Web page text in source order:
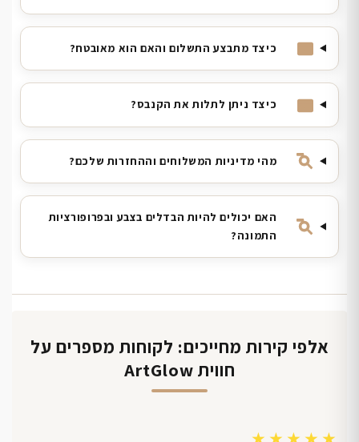
כיצד מתבצע התשלום והאם הוא מאובטח?
כיצד ניתן לתלות את הקנבס?
מהי מדיניות המשלוחים וההחזרות שלכם?
האם יכולים להיות הבדלים בצבע ובפרופורציות
התמונה?
אלפי קירות מחייכים: לקוחות מספרים על
חווית ArtGlow